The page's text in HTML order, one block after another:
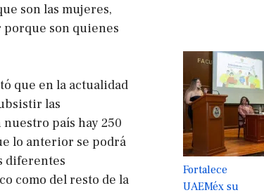
son las mujeres,
porque son quienes
que en la actualidad
las
país hay 250
lo anterior se podrá
diferentes
como del resto de la
Fortalece
UAEMéx su